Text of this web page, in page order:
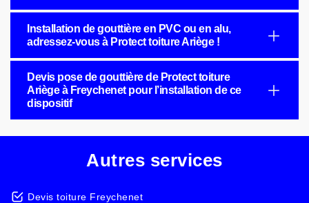
Installation de gouttière en PVC ou en alu,
adressez-vous à Protect toiture Ariège !
Devis pose de gouttière de Protect toiture
Ariège à Freychenet pour l’installation de ce
dispositif
Autres services
Devis toiture Freychenet